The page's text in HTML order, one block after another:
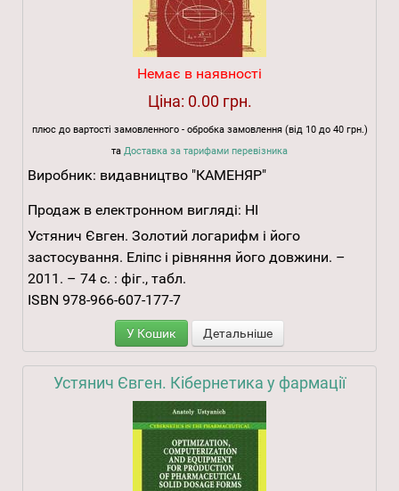
Немає в наявності
Ціна: 0.00 грн.
плюс до вартості замовленного - обробка замовлення (від 10 до 40 грн.)
та Доставка за тарифами перевізника
Виробник: видавництво "КАМЕНЯР"
Продаж в електронном вигляді: НІ
Устянич Євген. Золотий логарифм і його
застосування. Еліпс і рівняння його довжини. –
2011. – 74 с. : фіг., табл.
ISBN 978-966-607-177-7
У Кошик Детальніше
Устянич Євген. Кібернетика у фармації